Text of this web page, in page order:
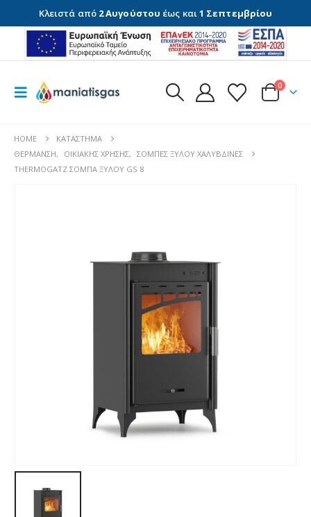
Κλειστά από 2 Αυγούστου έως και1 Σεπτεμβρίου
0
HOME
ΚΑΤΆΣΤΗΜΑ
ΘΈΡΜΑΝΣΗ, ΟΙΚΙΑΚΉΣ ΧΡΉΣΗΣ, ΣΌΜΠΕΣ ΞΎΛΟΥ ΧΑΛΎΒΔΙΝΕΣ
THERMOGATZ ΣΟΜΠΑ ΞΥΛΟΥ GS 8